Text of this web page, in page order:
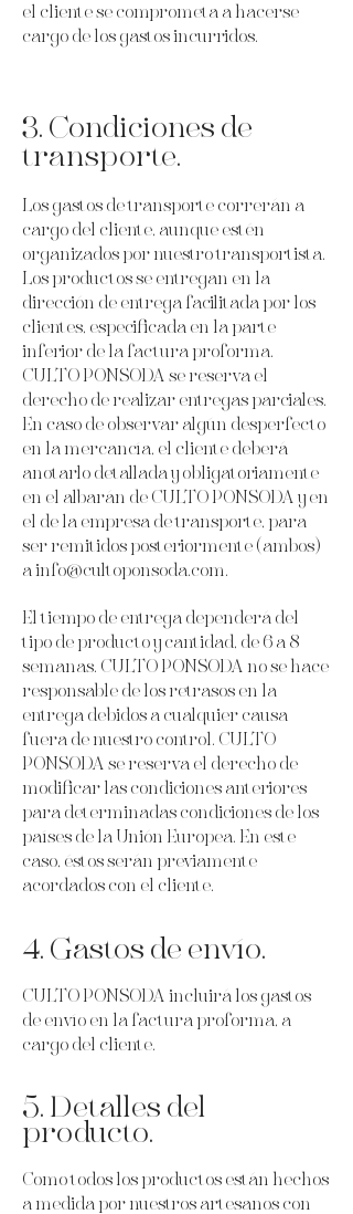
el cliente se comprometa a hacerse
cargo de los gastos incurridos.
3. Condiciones de
transporte.
Los gastos de transporte correrán a
cargo del cliente, aunque estén
organizados por nuestro transportista.
Los productos se entregan en la
dirección de entrega facilitada por los
clientes, especificada en la parte
inferior de la factura proforma.
CULTO PONSODA se reserva el
derecho de realizar entregas parciales.
En caso de observar algún desperfecto
en la mercancía, el cliente deberá
anotarlo detallada y obligatoriamente
en el albarán de CULTO PONSODA y en
el de la empresa de transporte, para
ser remitidos posteriormente (ambos)
ainfo@cultoponsoda.com.
El tiempo de entrega dependerá del
tipo de producto y cantidad, de 6 a 8
semanas. CULTO PONSODA no se hace
responsable de los retrasos en la
entrega debidos a cualquier causa
fuera de nuestro control. CULTO
PONSODA se reserva el derecho de
modificar las condiciones anteriores
para determinadas condiciones de los
países de la Unión Europea. En este
caso, éstos serán previamente
acordados con el cliente.
4. Gastos de envío.
CULTO PONSODA incluirá los gastos
de envío en la factura proforma, a
cargo del cliente.
5. Detalles del
producto.
Como todos los productos están hechos
a medida por nuestros artesanos con